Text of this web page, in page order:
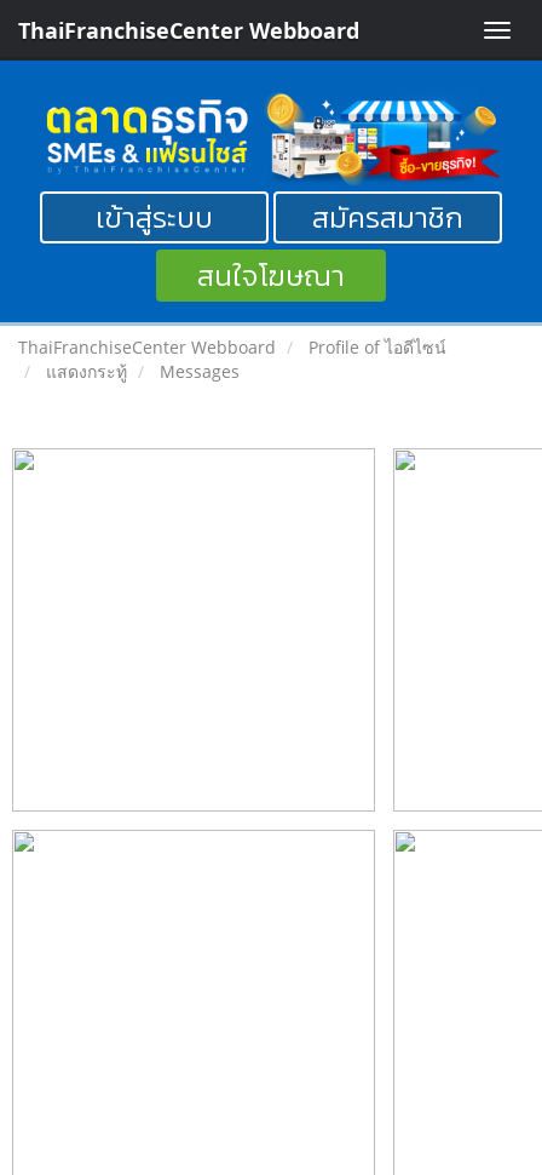
Toggle
ThaiFranchiseCenter Webboard
เข้าสู่ระบบ
สมัครสมาชิก
สนใจโฆษณา
ThaiFranchiseCenter Webboard
Profile of ไอดีไซน์
แสดงกระทู้
Messages